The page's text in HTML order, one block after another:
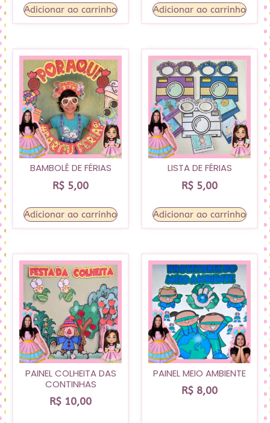
Adicionar ao carrinho Adicionar ao carrinho
BAMBOLÊ DE FÉRIAS
R$ 5,00
Adicionar ao carrinho
LISTA DE FÉRIAS
R$ 5,00
Adicionar ao carrinho
PAINEL COLHEITA DAS
CONTINHAS
R$ 10,00
PAINEL MEIO AMBIENTE
R$ 8,00